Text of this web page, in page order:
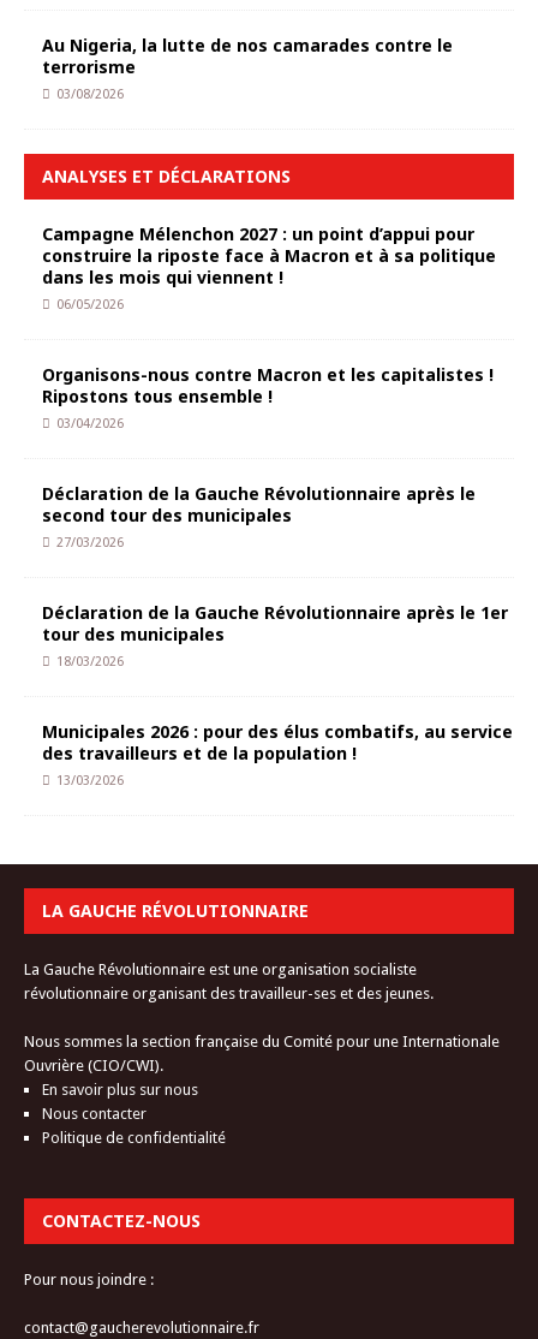
Au Nigeria, la lutte de nos camarades contre le
terrorisme
03/08/2026
ANALYSES ET DÉCLARATIONS
Campagne Mélenchon 2027 : un point d’appui pour
construire la riposte face à Macron et à sa politique
dans les mois qui viennent !
06/05/2026
Organisons-nous contre Macron et les capitalistes !
Ripostons tous ensemble !
03/04/2026
Déclaration de la Gauche Révolutionnaire après le
second tour des municipales
27/03/2026
Déclaration de la Gauche Révolutionnaire après le 1er
tour des municipales
18/03/2026
Municipales 2026 : pour des élus combatifs, au service
des travailleurs et de la population !
13/03/2026
LA GAUCHE RÉVOLUTIONNAIRE
La Gauche Révolutionnaire est une organisation socialiste
révolutionnaire organisant des travailleur-ses et des jeunes.
Nous sommes la section française du Comité pour une Internationale
Ouvrière (CIO/CWI).
En savoir plus sur nous
Nous contacter
Politique de confidentialité
CONTACTEZ-NOUS
Pour nous joindre :
contact@gaucherevolutionnaire.fr